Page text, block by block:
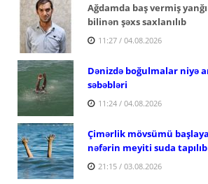
Ağdamda baş vermiş
bilinən şəxs saxlanılıb
11:27 / 04.08.2026
Dənizdə boğulmalar niyə
səbəbləri
11:24 / 04.08.2026
Çimərlik mövsümü
nəfərin meyiti suda tapılıb
21:15 / 03.08.2026